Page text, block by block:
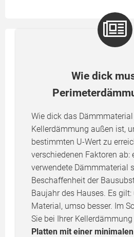
Wie dick
Wie dick das
Kellerdämmung außen ist,
bestimmten U-Wert zu
verschiedenen Faktoren ab:
verwendete Dämmmaterial
Beschaffenheit der
Baujahr des Hauses. Es
Material, umso besser. Im
Sie bei Ihrer
Platten mit einer